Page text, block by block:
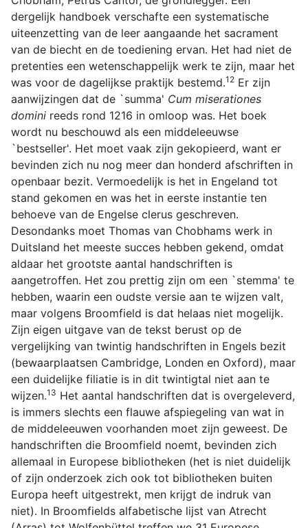
dergelijk handboek verschafte een systematische
uiteenzetting van de leer aangaande het sacrament
van de biecht en de toediening ervan. Het had niet de
pretenties een wetenschappelijk werk te zijn, maar het
was voor de dagelijkse praktijk bestemd.12 Er zijn
aanwijzingen dat de `summa' Cum miserationes
domini reeds rond 1216 in omloop was. Het boek
wordt nu beschouwd als een middeleeuwse
`bestseller'. Het moet vaak zijn gekopieerd, want er
bevinden zich nu nog meer dan honderd afschriften in
openbaar bezit. Vermoedelijk is het in Engeland tot
stand gekomen en was het in eerste instantie ten
behoeve van de Engelse clerus geschreven.
Desondanks moet Thomas van Chobhams werk in
Duitsland het meeste succes hebben gekend, omdat
aldaar het grootste aantal handschriften is
aangetroffen. Het zou prettig zijn om een `stemma' te
hebben, waarin een oudste versie aan te wijzen valt,
maar volgens Broomfield is dat helaas niet mogelijk.
Zijn eigen uitgave van de tekst berust op de
vergelijking van twintig handschriften in Engels bezit
(bewaarplaatsen Cambridge, Londen en Oxford), maar
een duidelijke filiatie is in dit twintigtal niet aan te
wijzen.13 Het aantal handschriften dat is overgeleverd,
is immers slechts een flauwe afspiegeling van wat in
de middeleeuwen voorhanden moet zijn geweest. De
handschriften die Broomfield noemt, bevinden zich
allemaal in Europese bibliotheken (het is niet duidelijk
of zijn onderzoek zich ook tot bibliotheken buiten
Europa heeft uitgestrekt, men krijgt de indruk van
niet). In Broomfields alfabetische lijst van Atrecht